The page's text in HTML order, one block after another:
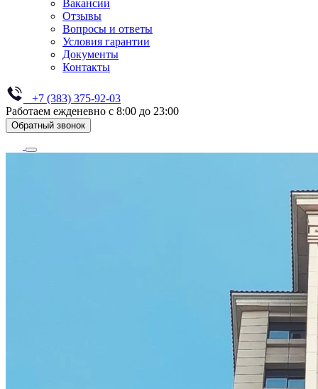
Вакансии
Отзывы
Вопросы и ответы
Условия гарантии
Документы
Контакты
+7 (383) 375-92-03
Работаем ежденевно с 8:00 до 23:00
Обратный звонок